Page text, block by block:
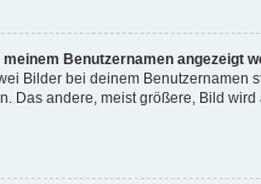
Benutzernamen angezeigt
Bilder bei deinem Benutzernamen
Das andere, meist größere, Bild